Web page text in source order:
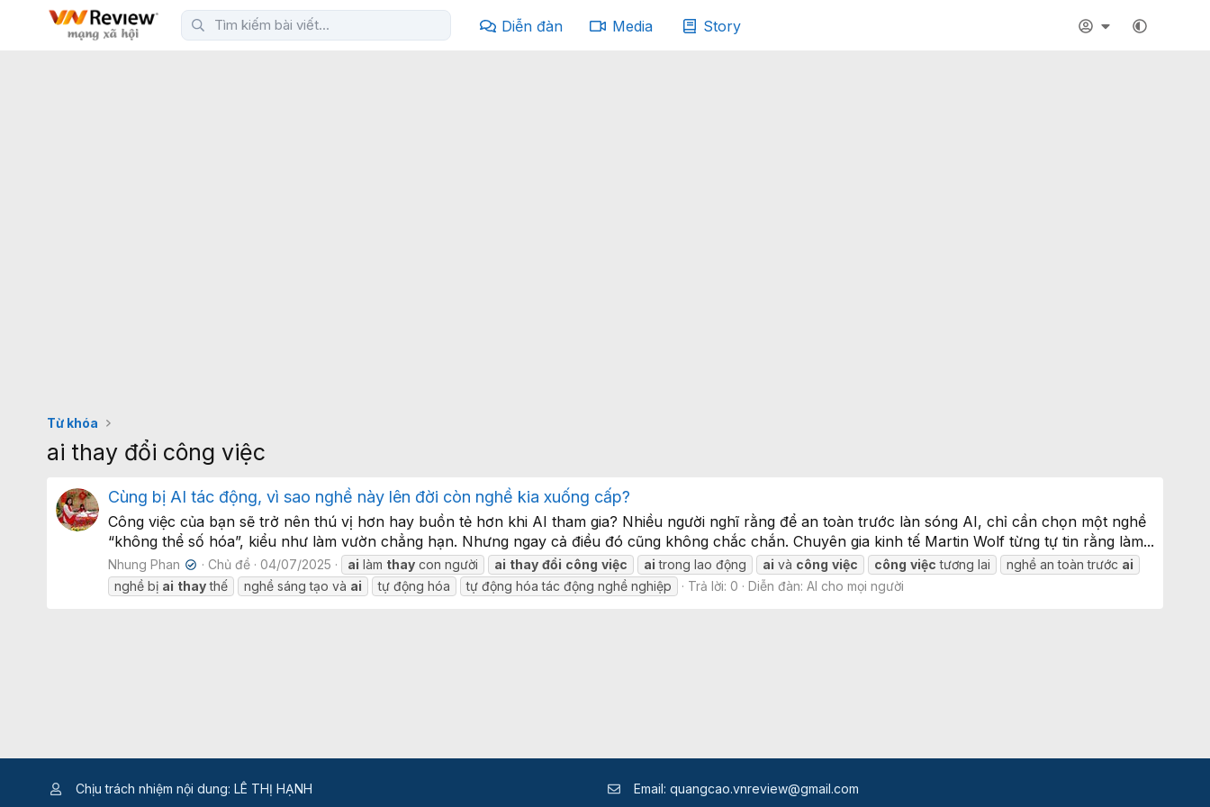
Diễn đàn Media Story
Từ khóa
ai thay đổi công việc
Cùng bị AI tác động, vì sao nghề này lên đời còn nghề kia xuống cấp?
Công việc của bạn sẽ trở nên thú vị hơn hay buồn tẻ hơn khi AI tham gia? Nhiều người nghĩ rằng để an toàn trước làn sóng AI, chỉ cần chọn một nghề
“không thể số hóa”, kiểu như làm vườn chẳng hạn. Nhưng ngay cả điều đó cũng không chắc chắn. Chuyên gia kinh tế Martin Wolf từng tự tin rằng làm...
Nhung Phan ✔ Chủ đề 04/07/2025 ai làm thay con người ai thay đổi công việc ai trong lao động ai và công việc công việc tương lai nghề an toàn trước ai
nghề bị ai thaythế nghề sáng tạo và ai tự động hóa tự động hóa tác động nghề nghiệp Trả lời: 0 Diễn đàn: AI cho mọi người
Chịu trách nhiệm nội dung: LÊ THỊ HẠNH Email: quangcao.vnreview@gmail.com